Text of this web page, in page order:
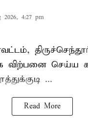
2026, 4:27 pm
விற்பனை செய்ய
...
Read More